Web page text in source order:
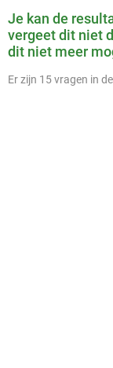
Je kan de
vergeet dit niet
dit niet meer
Er zijn 15 vragen in